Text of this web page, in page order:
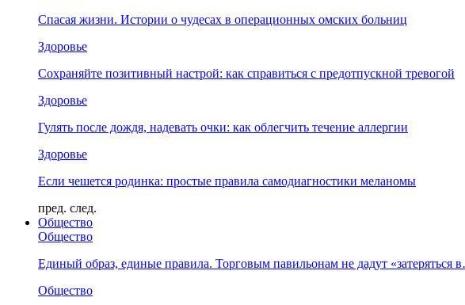
Спасая жизни. Истории о чудесах в операционных омских больниц
Здоровье
Сохраняйте позитивный настрой: как справиться с предотпускной тревогой
Здоровье
Гулять после дождя, надевать очки: как облегчить течение аллергии
Здоровье
Если чешется родинка: простые правила самодиагностики меланомы
пред. след.
Общество
Общество
Единый образ, единые правила. Торговым павильонам не дадут «затеряться
Общество